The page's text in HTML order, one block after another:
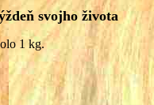
svojho života
1 kg.